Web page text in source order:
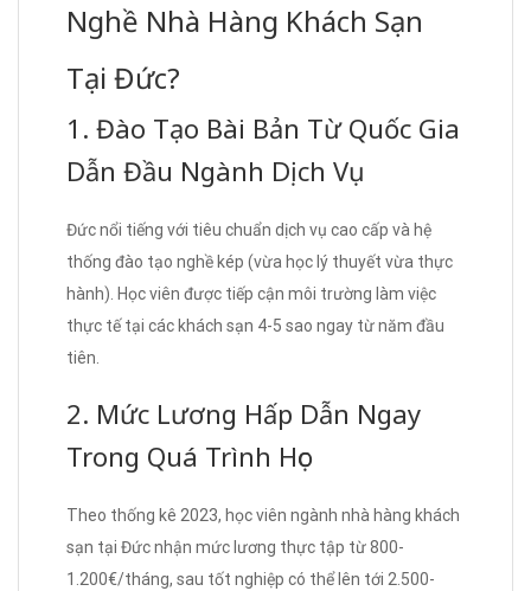
Nghề Nhà Hàng Khách Sạn
Tại Đức?
1. Đào Tạo Bài Bản Từ Quốc Gia
Dẫn Đầu Ngành Dịch Vụ
Đức nổi tiếng với tiêu chuẩn dịch vụ cao cấp và hệ
thống đào tạo nghề kép (vừa học lý thuyết vừa thực
hành). Học viên được tiếp cận môi trường làm việc
thực tế tại các khách sạn 4-5 sao ngay từ năm đầu
tiên.
2. Mức Lương Hấp Dẫn Ngay
Trong Quá Trình Học
Theo thống kê 2023, học viên ngành nhà hàng khách
sạn tại Đức nhận mức lương thực tập từ 800-
1.200€/tháng, sau tốt nghiệp có thể lên tới 2.500-